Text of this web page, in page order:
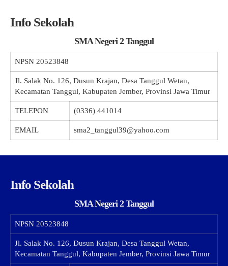
Info Sekolah
SMA Negeri 2 Tanggul
NPSN 20523848
Jl. Salak No. 126, Dusun Krajan, Desa Tanggul Wetan,
Kecamatan Tanggul, Kabupaten Jember, Provinsi Jawa Timur
TELEPON (0336) 441014
EMAIL sma2_tanggul39@yahoo.com
Info Sekolah
SMA Negeri 2 Tanggul
NPSN 20523848
Jl. Salak No. 126, Dusun Krajan, Desa Tanggul Wetan,
Kecamatan Tanggul, Kabupaten Jember, Provinsi Jawa Timur